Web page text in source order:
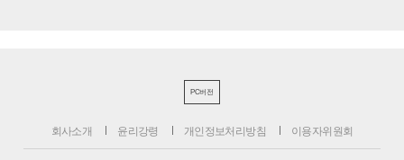
PC버전
회사소개 윤리강령 개인정보처리방침 이용자위원회